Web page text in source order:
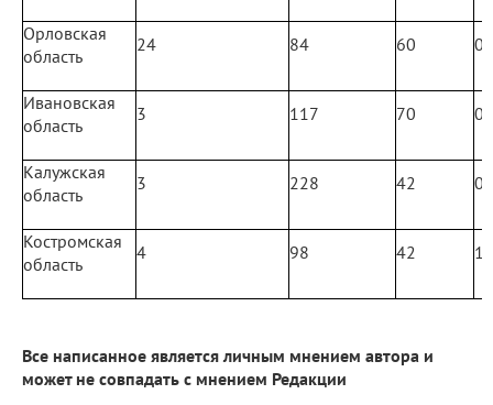
Орловская
область
24 84 60 0
Ивановская
область
3 117 70 0
Калужская
область
3 228 42 0
Костромская
область
4 98 42 1
Все написанное является личным мнением автора и
может не совпадать с мнением Редакции